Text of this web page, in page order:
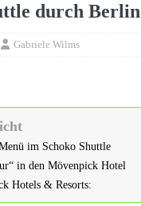
durch Berlin
Gabriele Wilms
im Schoko Shuttle
in den Mövenpick Hotel
Hotels & Resorts: